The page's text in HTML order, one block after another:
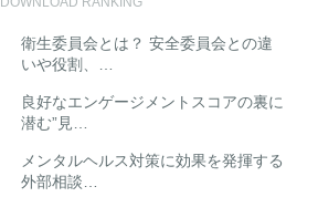
衛生委員会とは？ 安全委員会との違
いや役割、…
良好なエンゲージメントスコアの裏に
潜む”見…
メンタルヘルス対策に効果を発揮する
外部相談…